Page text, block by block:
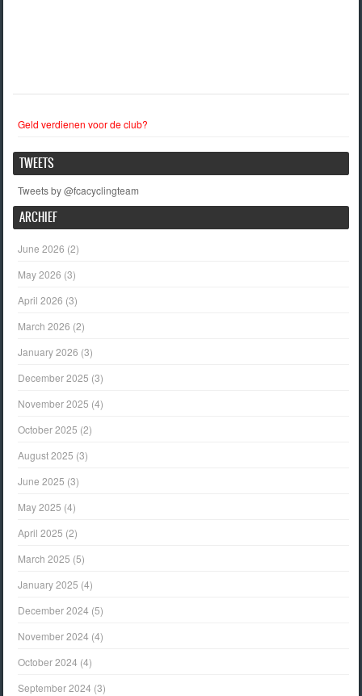
Geld verdienen voor de club?
TWEETS
Tweets by @fcacyclingteam
ARCHIEF
June 2026 (2)
May 2026 (3)
April 2026 (3)
March 2026 (2)
January 2026 (3)
December 2025 (3)
November 2025 (4)
October 2025 (2)
August 2025 (3)
June 2025 (3)
May 2025 (4)
April 2025 (2)
March 2025 (5)
January 2025 (4)
December 2024 (5)
November 2024 (4)
October 2024 (4)
September 2024 (3)